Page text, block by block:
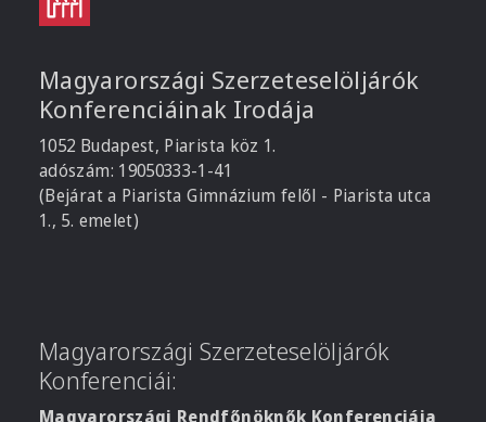
Magyarországi Szerzeteselöljárók
Konferenciáinak Irodája
1052 Budapest, Piarista köz 1.
adószám: 19050333-1-41
(Bejárat a Piarista Gimnázium felől - Piarista utca
1., 5. emelet)
Magyarországi Szerzeteselöljárók
Konferenciái:
Magyarországi Rendfőnöknők Konferenciája